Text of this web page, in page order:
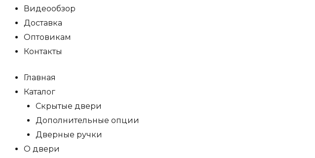
Видеообзор
Доставка
Оптовикам
Контакты
Главная
Каталог
Скрытые двери
Дополнительные опции
Дверные ручки
О двери